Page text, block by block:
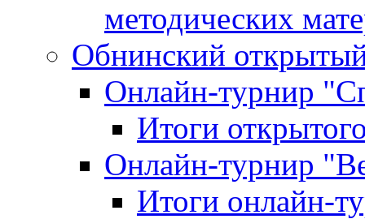
методических
Обнинский
Онлайн-турнир
Итоги
Онлайн-турнир
Итоги онлайн-